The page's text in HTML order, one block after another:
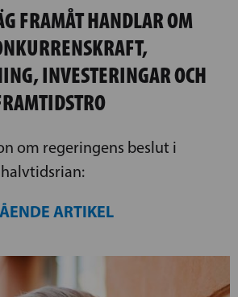
FRAMÅT HANDLAR OM
INVESTERINGAR OCH
om regeringens beslut i
ARTIKEL